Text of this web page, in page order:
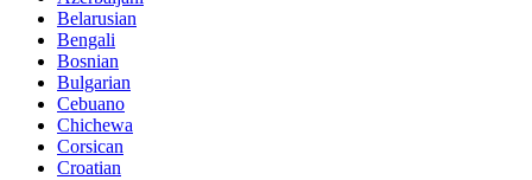
Belarusian
Bengali
Bosnian
Bulgarian
Cebuano
Chichewa
Corsican
Croatian